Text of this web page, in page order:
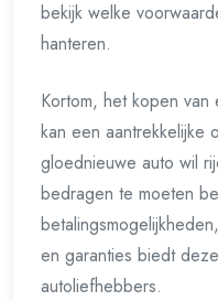
bekijk welke
hanteren.
Kortom, het kopen
kan een aantrekkelijke
gloednieuwe auto wil
bedragen te moeten
en garanties biedt
autoliefhebbers.